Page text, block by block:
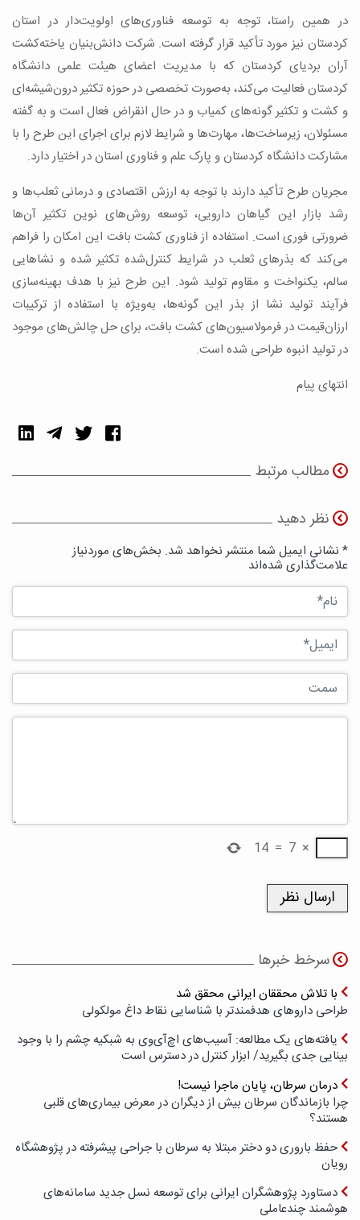
در همین راستا، توجه به توسعه فناوری‌های اولویت‌دار در استان
کردستان نیز مورد تأکید قرار گرفته است. شرکت دانش‌بنیان یاخته‌کشت
آران بردیای کردستان که با مدیریت اعضای هیئت علمی دانشگاه
کردستان فعالیت می‌کند، به‌صورت تخصصی در حوزه تکثیر درون‌شیشه‌ای
و کشت و تکثیر گونه‌های کمیاب و در حال انقراض فعال است و به گفته
مسئولان، زیرساخت‌ها، مهارت‌ها و شرایط لازم برای اجرای این طرح را با
مشارکت دانشگاه کردستان و پارک علم و فناوری استان در اختیار دارد.
مجریان طرح تأکید دارند با توجه به ارزش اقتصادی و درمانی ثعلب‌ها و
رشد بازار این گیاهان دارویی، توسعه روش‌های نوین تکثیر آن‌ها
ضرورتی فوری است. استفاده از فناوری کشت بافت این امکان را فراهم
می‌کند که بذرهای ثعلب در شرایط کنترل‌شده تکثیر شده و نشاهایی
سالم، یکنواخت و مقاوم تولید شود. این طرح نیز با هدف بهینه‌سازی
فرآیند تولید نشا از بذر این گونه‌ها، به‌ویژه با استفاده از ترکیبات
ارزان‌قیمت در فرمولاسیون‌های کشت بافت، برای حل چالش‌های موجود
در تولید انبوه طراحی شده است.
انتهای پیام
مطالب مرتبط
نظر دهید
* نشانی ایمیل شما منتشر نخواهد شد. بخش‌های موردنیاز
علامت‌گذاری شده‌اند
×
7
=
14
سرخط خبرها
با تلاش محققان ایرانی محقق شد
طراحی داروهای هدفمندتر با شناسایی نقاط داغ مولکولی
یافته‌های یک مطالعه: آسیب‌های اچ‌آی‌وی به شبکیه چشم را با وجود
بینایی جدی بگیرید/ ابزار کنترل در دسترس است
درمان سرطان، پایان ماجرا نیست!
چرا بازماندگان سرطان بیش از دیگران در معرض بیماری‌های قلبی
هستند؟
حفظ باروری دو دختر مبتلا به سرطان با جراحی پیشرفته در پژوهشگاه
رویان
دستاورد پژوهشگران ایرانی برای توسعه نسل جدید سامانه‌های
هوشمند چندعاملی